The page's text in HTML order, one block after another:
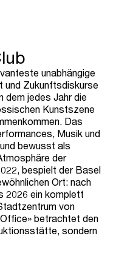
unabhängige
Zukunftsdiskurse
dem jedes Jahr die
Kunstszene
Das
Musik und
bewusst als
der
bespielt der Basel
Ort: nach
2026 ein komplett
von
betrachtet den
sondern